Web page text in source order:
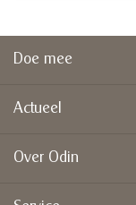
Doe mee
Actueel
Over Odin